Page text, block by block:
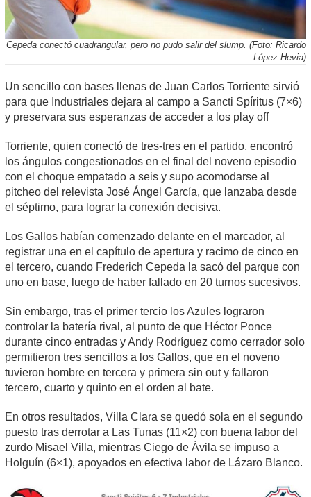
Cepeda conectó cuadrangular, pero no pudo salir del slump. (Foto: Ricardo
López Hevia)
Un sencillo con bases llenas de Juan Carlos Torriente sirvió
para que Industriales dejara al campo a Sancti Spíritus (7×6)
y preservara sus esperanzas de acceder a los play off
Torriente, quien conectó de tres-tres en el partido, encontró
los ángulos congestionados en el final del noveno episodio
con el choque empatado a seis y supo acomodarse al
pitcheo del relevista José Ángel García, que lanzaba desde
el séptimo, para lograr la conexión decisiva.
Los Gallos habían comenzado delante en el marcador, al
registrar una en el capítulo de apertura y racimo de cinco en
el tercero, cuando Frederich Cepeda la sacó del parque con
uno en base, luego de haber fallado en 20 turnos sucesivos.
Sin embargo, tras el primer tercio los Azules lograron
controlar la batería rival, al punto de que Héctor Ponce
durante cinco entradas y Andy Rodríguez como cerrador solo
permitieron tres sencillos a los Gallos, que en el noveno
tuvieron hombre en tercera y primera sin out y fallaron
tercero, cuarto y quinto en el orden al bate.
En otros resultados, Villa Clara se quedó sola en el segundo
puesto tras derrotar a Las Tunas (11×2) con buena labor del
zurdo Misael Villa, mientras Ciego de Ávila se impuso a
Holguín (6×1), apoyados en efectiva labor de Lázaro Blanco.